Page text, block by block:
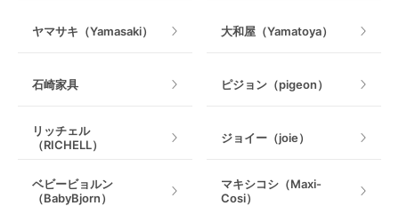
ヤマサキ（Yamasaki） 大和屋（Yamatoya）
石崎家具 ピジョン（pigeon）
リッチェル
（RICHELL）
ジョイー（joie）
ベビービョルン
（BabyBjorn）
マキシコシ（Maxi-
Cosi）